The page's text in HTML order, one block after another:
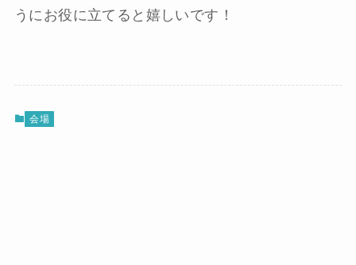
うにお役に立てると嬉しいです！
会場